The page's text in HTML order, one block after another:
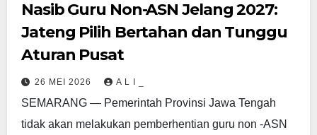
Nasib Guru Non-ASN Jelang 2027:
Jateng Pilih Bertahan dan Tunggu
Aturan Pusat
26 MEI 2026 A L I _
SEMARANG — Pemerintah Provinsi Jawa Tengah
tidak akan melakukan pemberhentian guru non -ASN